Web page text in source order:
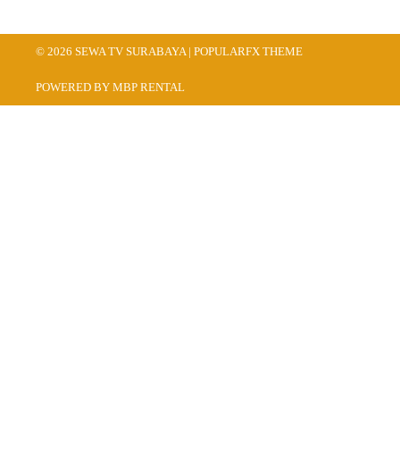
© 2026 SEWA TV SURABAYA | POPULARFX THEME
POWERED BY MBP RENTAL